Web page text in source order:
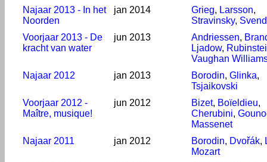
Najaar 2013 - In het
Noorden
jan 2014 Grieg, Larsson,
Stravinsky,
Voorjaar 2013 - De
kracht van water
jun 2013 Andriessen,
Ljadow,
Vaughan
Najaar 2012
jan 2013 Borodin, Glinka,
Tsjaikovski
Voorjaar 2012 -
Maître, musique!
jun 2012 Bizet, Boïeldieu,
Cherubini,
Massenet
Najaar 2011
jan 2012 Borodin, Dvořák,
Mozart